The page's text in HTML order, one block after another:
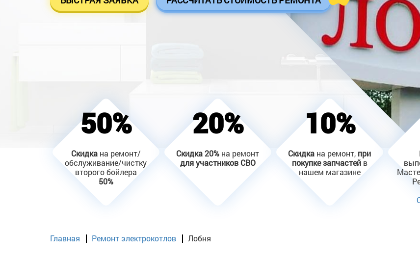
50%
Скидкана ремонт/
обслуживание/чистку
второго бойлера
50%
20%
Скидка 20% на ремонт
для участников СВО
10%
Скидка на ремонт, при
покупке запчастейв
нашем магазине
Главная Ремонт электрокотлов Лобня